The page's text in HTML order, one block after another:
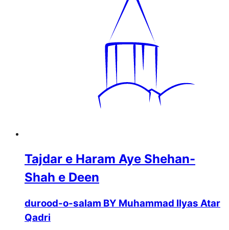
Tajdar e Haram Aye Shehan-
Shah e Deen
durood-o-salam BY Muhammad Ilyas Atar
Qadri